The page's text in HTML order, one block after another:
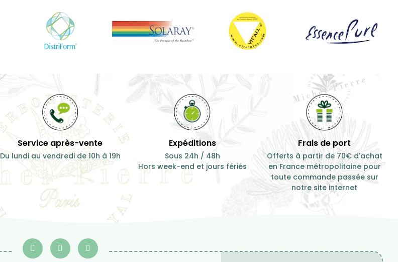
Service après-vente
Du lundi au vendredi de 10h à 19h
Expéditions
Sous 24h / 48h
Hors week-end et jours fériés
Frais de port
Offerts à partir de 70€ d'achat
en France métropolitaine pour
toute commande passée sur
notre site internet